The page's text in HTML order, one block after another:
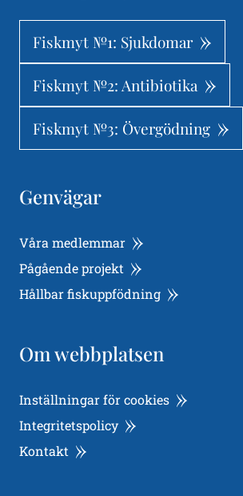
Fiskmyt №1: Sjukdomar
Fiskmyt №2: Antibiotika
Fiskmyt №3: Övergödning
Genvägar
Våra medlemmar
Pågående projekt
Hållbar fiskuppfödning
Om webbplatsen
Inställningar för cookies
Integritetspolicy
Kontakt